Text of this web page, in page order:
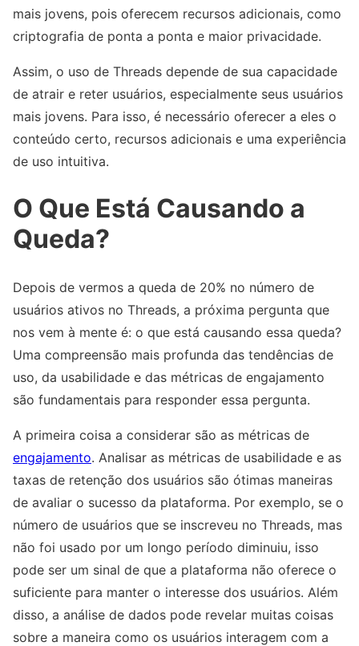
mais jovens, pois oferecem recursos adicionais, como
criptografia de ponta a ponta e maior privacidade.
Assim, o uso de Threads depende de sua capacidade
de atrair e reter usuários, especialmente seus usuários
mais jovens. Para isso, é necessário oferecer a eles o
conteúdo certo, recursos adicionais e uma experiência
de uso intuitiva.
O Que Está Causando a
Queda?
Depois de vermos a queda de 20% no número de
usuários ativos no Threads, a próxima pergunta que
nos vem à mente é: o que está causando essa queda?
Uma compreensão mais profunda das tendências de
uso, da usabilidade e das métricas de engajamento
são fundamentais para responder essa pergunta.
A primeira coisa a considerar são as métricas de
engajamento. Analisar as métricas de usabilidade e as
taxas de retenção dos usuários são ótimas maneiras
de avaliar o sucesso da plataforma. Por exemplo, se o
número de usuários que se inscreveu no Threads, mas
não foi usado por um longo período diminuiu, isso
pode ser um sinal de que a plataforma não oferece o
suficiente para manter o interesse dos usuários. Além
disso, a análise de dados pode revelar muitas coisas
sobre a maneira como os usuários interagem com a